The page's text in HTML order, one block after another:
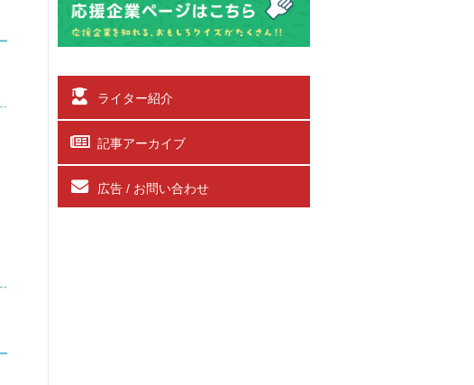
ライター紹介
記事アーカイブ
広告 / お問い合わせ